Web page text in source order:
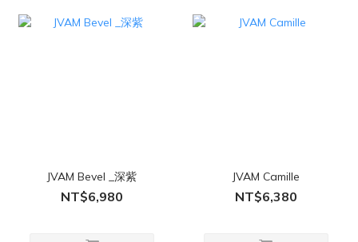
JVAM Bevel _深紫
NT$6,980
JVAM Camille
NT$6,380